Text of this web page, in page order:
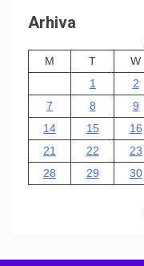
Arhiva
M
T W
1
2
7
8 9
14
15 16
21
22 23
28
29 30